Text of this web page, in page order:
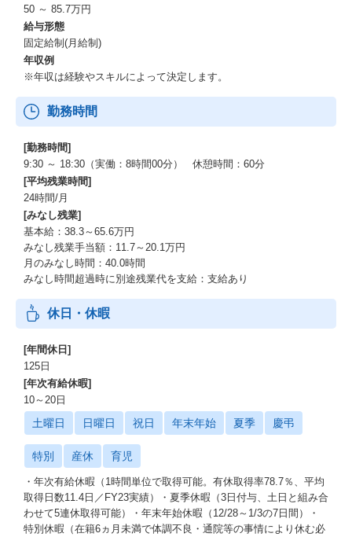
50 ～ 85.7万円
給与形態
固定給制(月給制)
年収例
※年収は経験やスキルによって決定します。
勤務時間
[勤務時間]
9:30 ～ 18:30（実働：8時間00分） 休憩時間：60分
[平均残業時間]
24時間/月
[みなし残業]
基本給：38.3～65.6万円
みなし残業手当額：11.7～20.1万円
月のみなし時間：40.0時間
みなし時間超過時に別途残業代を支給：支給あり
休日・休暇
[年間休日]
125日
[年次有給休暇]
10～20日
土曜日 日曜日 祝日 年末年始 夏季 慶弔
特別 産休 育児
・年次有給休暇（1時間単位で取得可能。有休取得率78.7％、平均
取得日数11.4日／FY23実績）・夏季休暇（3日付与、土日と組み合
わせて5連休取得可能）・年末年始休暇（12/28～1/3の7日間）・
特別休暇（在籍6ヵ月未満で体調不良・通院等の事情により休む必